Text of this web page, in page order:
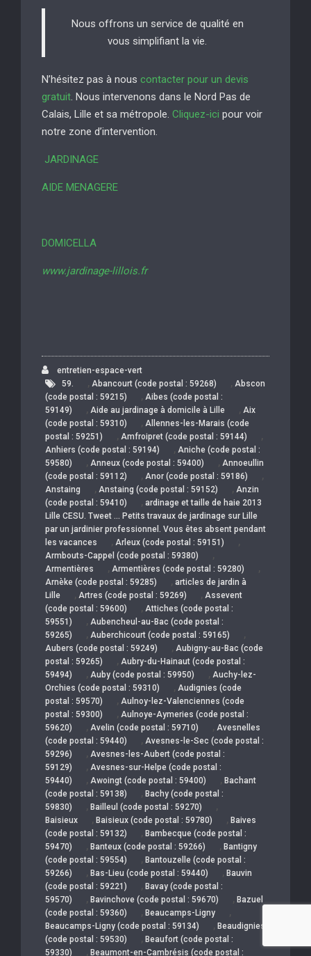
Nous offrons un service de qualité en
vous simplifiant la vie.
N’hésitez pas à nous contacter pour un devis
gratuit. Nous intervenons dans le Nord Pas de
Calais, Lille et sa métropole. Cliquez-ici pour voir
notre zone d’intervention.
JARDINAGE
AIDE MENAGERE
DOMICELLA
www.jardinage-lillois.fr
entretien-espace-vert
59.
, Abancourt (code postal : 59268) , Abscon
(code postal : 59215)
, Aibes (code postal :
59149)
, Aide au jardinage à domicile à Lille , Aix
(code postal : 59310)
, Allennes-les-Marais (code
postal : 59251)
, Amfroipret (code postal : 59144) ,
Anhiers (code postal : 59194) , Aniche (code postal :
59580)
, Anneux (code postal : 59400) , Annoeullin
(code postal : 59112)
, Anor (code postal : 59186) ,
Anstaing , Anstaing (code postal : 59152) , Anzin
(code postal : 59410)
, ardinage et taille de haie 2013
Lille CESU. Tweet … Petits travaux de jardinage sur Lille
par un jardinier professionnel. Vous êtes absent pendant
les vacances
, Arleux (code postal : 59151) ,
Armbouts-Cappel (code postal : 59380) ,
Armentières , Armentières (code postal : 59280) ,
Arnèke (code postal : 59285) , articles de jardin à
Lille
, Artres (code postal : 59269) , Assevent
(code postal : 59600)
, Attiches (code postal :
59551)
, Aubencheul-au-Bac (code postal :
59265)
, Auberchicourt (code postal : 59165) ,
Aubers (code postal : 59249) , Aubigny-au-Bac (code
postal : 59265)
, Aubry-du-Hainaut (code postal :
59494)
, Auby (code postal : 59950) , Auchy-lez-
Orchies (code postal : 59310)
, Audignies (code
postal : 59570)
, Aulnoy-lez-Valenciennes (code
postal : 59300)
, Aulnoye-Aymeries (code postal :
59620)
, Avelin (code postal : 59710) , Avesnelles
(code postal : 59440)
, Avesnes-le-Sec (code postal :
59296)
, Avesnes-les-Aubert (code postal :
59129)
, Avesnes-sur-Helpe (code postal :
59440)
, Awoingt (code postal : 59400) , Bachant
(code postal : 59138)
, Bachy (code postal :
59830)
, Bailleul (code postal : 59270) ,
Baisieux , Baisieux (code postal : 59780) , Baives
(code postal : 59132)
, Bambecque (code postal :
59470)
, Banteux (code postal : 59266) , Bantigny
(code postal : 59554)
, Bantouzelle (code postal :
59266)
, Bas-Lieu (code postal : 59440) , Bauvin
(code postal : 59221)
, Bavay (code postal :
59570)
, Bavinchove (code postal : 59670) , Bazuel
(code postal : 59360)
, Beaucamps-Ligny ,
Beaucamps-Ligny (code postal : 59134) , Beaudignies
(code postal : 59530)
, Beaufort (code postal :
59330)
, Beaumont-en-Cambrésis (code postal :